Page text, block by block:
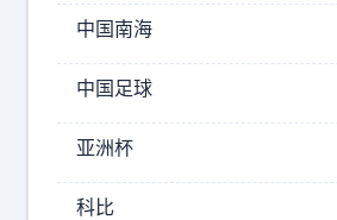
红
军
副
总
指
挥
当
华
盛
顿
将
中国南海
中国足球
亚洲杯
科比